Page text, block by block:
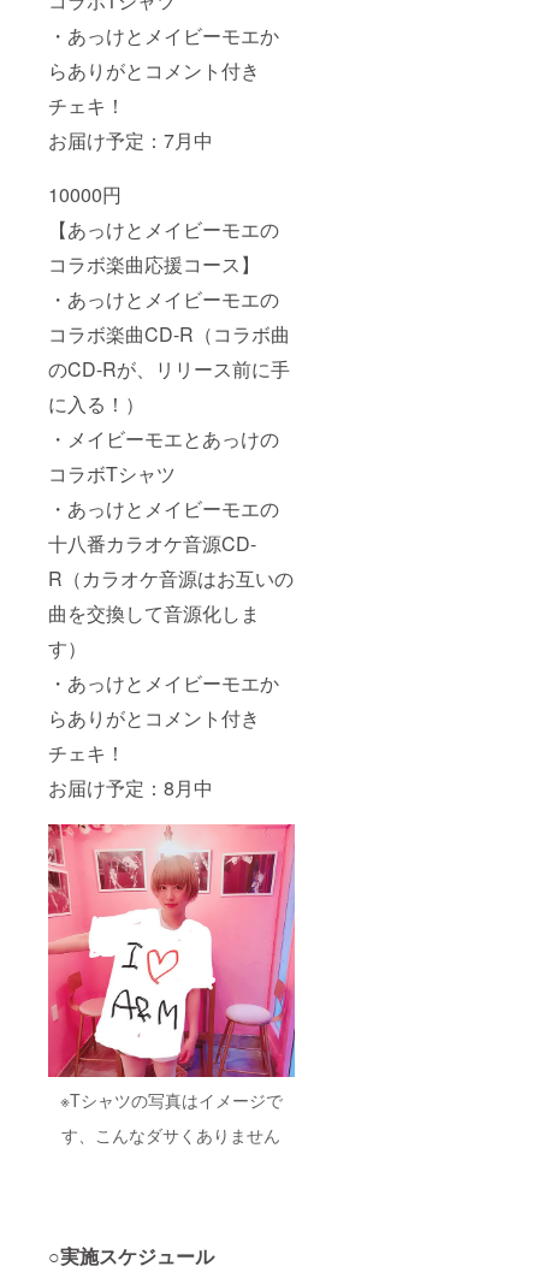
・あっけとメイビーモエか
らありがとコメント付き
チェキ！
お届け予定：7月中
10000円
【あっけとメイビーモエの
コラボ楽曲応援コース】
・あっけとメイビーモエの
コラボ楽曲CD-R（コラボ曲
のCD-Rが、リリース前に手
に入る！）
・メイビーモエとあっけの
コラボTシャツ
・あっけとメイビーモエの
十八番カラオケ音源CD-
R（カラオケ音源はお互いの
曲を交換して音源化しま
す）
・あっけとメイビーモエか
らありがとコメント付き
チェキ！
お届け予定：8月中
※Tシャツの写真はイメージで
す、こんなダサくありません
○実施スケジュール